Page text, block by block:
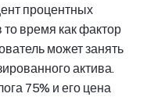
процентных
время как фактор
может занять
актива.
75% и его цена